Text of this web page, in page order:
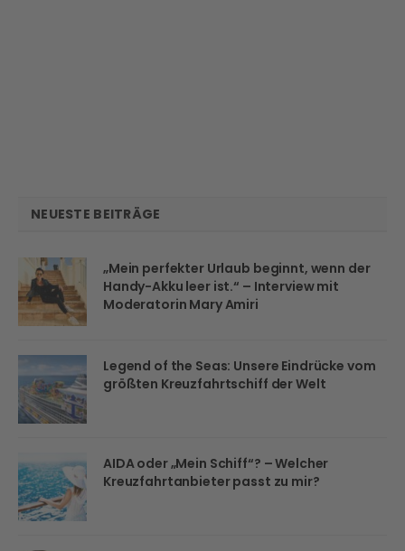
NEUESTE BEITRÄGE
„Mein perfekter Urlaub beginnt, wenn der
Handy-Akku leer ist.“ – Interview mit
Moderatorin Mary Amiri
Legend of the Seas: Unsere Eindrücke vom
größten Kreuzfahrtschiff der Welt
AIDA oder „Mein Schiff“? – Welcher
Kreuzfahrtanbieter passt zu mir?